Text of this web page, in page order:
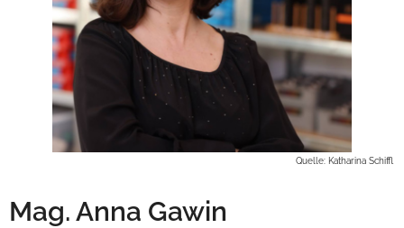
Quelle: Katharina Schiffl
Mag. Anna Gawin